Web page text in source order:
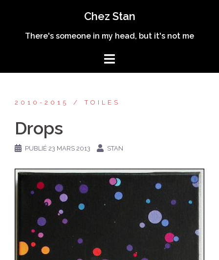
contenu
Chez Stan
There's someone in my head, but it's not me
2010-2015 TOILES
Drops
PUBLIÉ 23 MARS 2013 STAN